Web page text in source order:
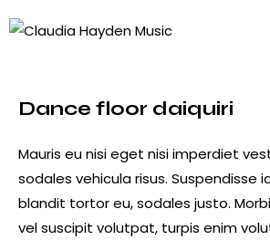
Dance floor daiquiri
Mauris eu nisi eget nisi imperdiet
sodales vehicula risus. Suspendisse
blandit tortor eu, sodales justo.
vel suscipit volutpat, turpis enim